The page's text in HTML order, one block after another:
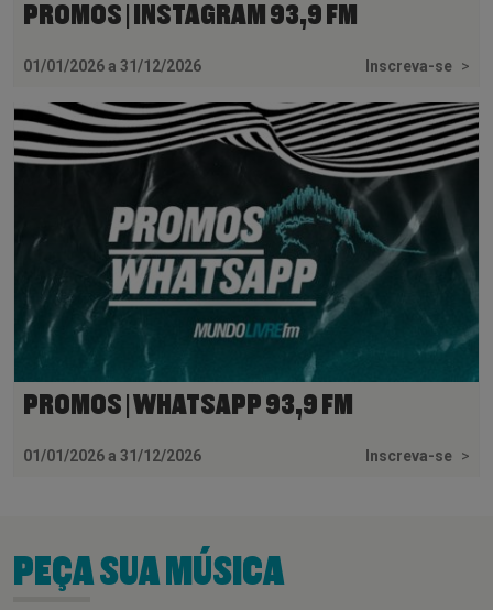
PROMOS | INSTAGRAM 93,9 FM
01/01/2026 a 31/12/2026 Inscreva-se >
PROMOS | WHATSAPP 93,9 FM
01/01/2026 a 31/12/2026 Inscreva-se >
PEÇA SUA MÚSICA